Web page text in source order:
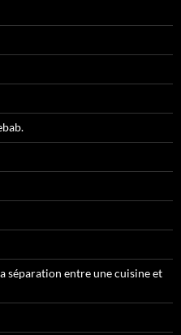
séparation entre une cuisine et